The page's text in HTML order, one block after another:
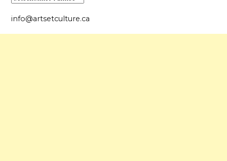
info@artsetculture.ca